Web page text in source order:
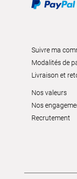
Suivre ma
Modalités de
Livraison et
Nos valeurs
Nos
Recrutement